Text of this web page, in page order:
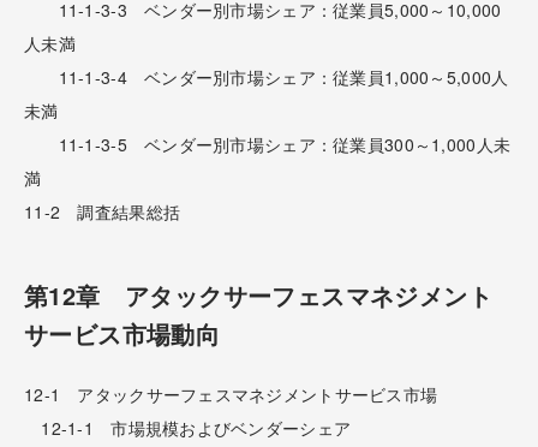
11-1-3-3 ベンダー別市場シェア：従業員5,000～10,000
人未満
11-1-3-4 ベンダー別市場シェア：従業員1,000～5,000人
未満
11-1-3-5 ベンダー別市場シェア：従業員300～1,000人未
満
11-2 調査結果総括
第12章 アタックサーフェスマネジメント
サービス市場動向
12-1 アタックサーフェスマネジメントサービス市場
12-1-1 市場規模およびベンダーシェア